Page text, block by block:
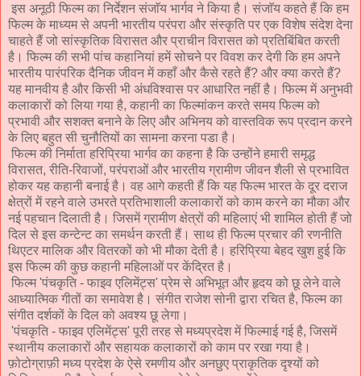
इस अनूठी फिल्म का निर्देशन संजाॅय भार्गव ने किया है। संजाॅय कहते हैं कि हम
फिल्म के माध्यम से अपनी भारतीय परंपरा और संस्कृति पर एक विशेष संदेश देना
चाहते हैं जो सांस्कृतिक विरासत और प्राचीन विरासत को प्रतिबिंबित करती
है। फिल्म की सभी पांच कहानियां हमें सोचने पर विवश कर देगी कि हम अपने
भारतीय पारंपरिक दैनिक जीवन में कहाँ और कैसे रहते हैं? और क्या करते हैं?
यह मानवीय है और किसी भी अंधविश्वास पर आधारित नहीं है। फिल्म में अनुभवी
कलाकारों को लिया गया है, कहानी का फिल्मांकन करते समय फिल्म को
प्रभावी और सशक्त बनाने के लिए और अभिनय को वास्तविक रूप प्रदान करने
के लिए बहुत सी चुनौतियों का सामना करना पडा है।
फिल्म की निर्माता हरिप्रिया भार्गव का कहना है कि उन्होंने हमारी समृद्ध
विरासत, रीति-रिवाजों, परंपराओं और भारतीय ग्रामीण जीवन शैली से प्रभावित
होकर यह कहानी बनाई है। वह आगे कहती हैं कि यह फिल्म भारत के दूर दराज
क्षेत्रों में रहने वाले उभरते प्रतिभाशाली कलाकारों को काम करने का मौका और
नई पहचान दिलाती है। जिसमें ग्रामीण क्षेत्रों की महिलाएं भी शामिल होती हैं जो
दिल से इस कन्टेन्ट का समर्थन करती हैं। साथ ही फिल्म प्रचार की रणनीति
थिएटर मालिक और वितरकों को भी मौका देती है। हरिप्रिया बेहद खुश हुई कि
इस फिल्म की कुछ कहानी महिलाओं पर केंद्रित है।
फिल्म 'पंचकृति - फाइव एलिमेंट्स' प्रेम से अभिभूत और हृदय को छू लेने वाले
आध्यात्मिक गीतों का समावेश है। संगीत राजेश सोनी द्वारा रचित है, फिल्म का
संगीत दर्शकों के दिल को अवश्य छू लेगा।
'पंचकृति - फाइव एलिमेंट्स' पूरी तरह से मध्यप्रदेश में फिल्माई गई है, जिसमें
स्थानीय कलाकारों और सहायक कलाकारों को काम पर रखा गया है।
फ़ोटोग्राफ़ी मध्य प्रदेश के ऐसे रमणीय और अनछुए प्राकृतिक दृश्यों को